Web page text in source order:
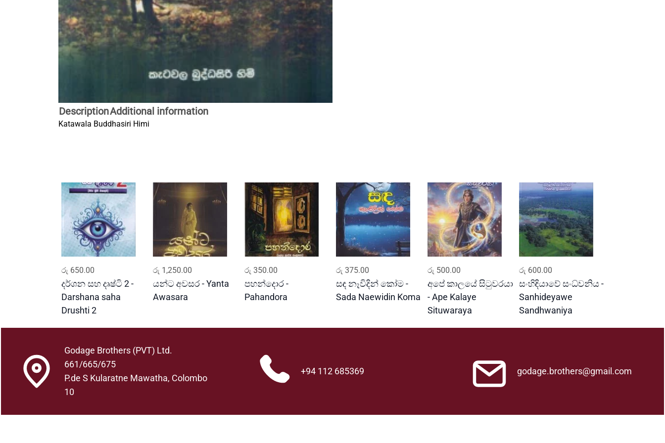
DescriptionAdditional information
Katawala Buddhasiri Himi
රු 650.00
දර්ශන සහ දෘෂ්ටි 2 -
Darshana saha
Drushti 2
රු 1,250.00
යන්ට අවසර - Yanta
Awasara
රු 350.00
පහන්දොර -
Pahandora
රු 375.00
සඳ නෑවිදින් කෝම -
Sada Naewidin Koma
රු 500.00
අපේ කාලයේ සිටුවරයා
- Ape Kalaye
Situwaraya
රු 600.00
සංහිඳියාවේ සංධ්වනිය -
Sanhideyawe
Sandhwaniya
Godage Brothers (PVT) Ltd.
661/665/675
P.de S Kularatne Mawatha, Colombo
10
+94 112 685369 godage.brothers@gmail.com